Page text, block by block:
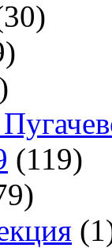
(119)